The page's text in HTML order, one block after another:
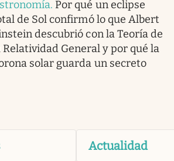
. Por qué un eclipse
de Sol confirmó lo que Albert
descubrió con la Teoría de
Relatividad General y por qué la
solar guarda un secreto
Actualidad